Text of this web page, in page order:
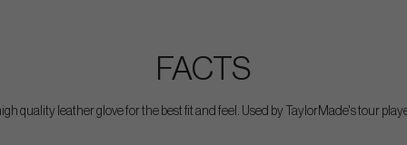
FACTS
quality leather glove for the best fit and feel. Used by TaylorMade's tour